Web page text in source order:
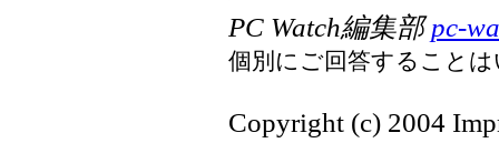
PC Watch編集部pc-
個別にご回答すること
Copyright (c) 2004